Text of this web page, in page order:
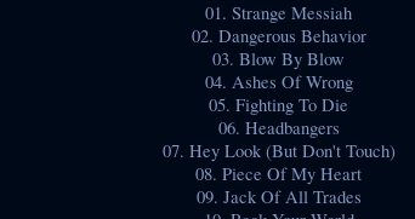
01. Strange Messiah
02. Dangerous Behavior
03. Blow By Blow
04. Ashes Of Wrong
05. Fighting To Die
06. Headbangers
07. Hey Look (But Don't Touch)
08. Piece Of My Heart
09. Jack Of All Trades